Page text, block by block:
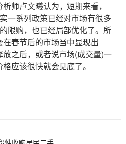
卢文曦认为，短期来看，
一系列政策已经对市场有很多
限购，也已经局部优化了。所
春节后的市场当中显现出
之后，或者说市场(成交量)一
应该很快就会见底了。
性收购居民二手